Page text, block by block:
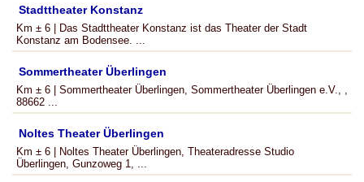
Stadttheater Konstanz
Km ± 6 | Das Stadttheater Konstanz ist das Theater der Stadt
Konstanz am Bodensee. ...
Sommertheater Überlingen
Km ± 6 | Sommertheater Überlingen, Sommertheater Überlingen e.V., ,
88662 ...
Noltes Theater Überlingen
Km ± 6 | Noltes Theater Überlingen, Theateradresse Studio
Überlingen, Gunzoweg 1, ...